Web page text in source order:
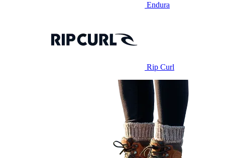
Endura
Rip Curl